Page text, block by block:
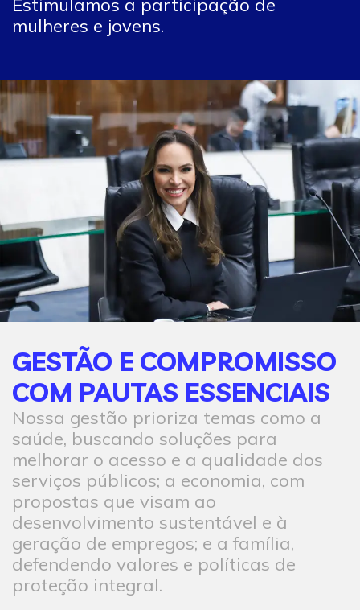
Estimulamos a participação de
mulheres e jovens.
GESTÃO E COMPROMISSO
COM PAUTAS ESSENCIAIS
Nossa gestão prioriza temas como a
saúde, buscando soluções para
melhorar o acesso e a qualidade dos
serviços públicos; a economia, com
propostas que visam ao
desenvolvimento sustentável e à
geração de empregos; e a família,
defendendo valores e políticas de
proteção integral.